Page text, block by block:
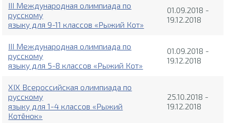
III Международная олимпиада по
русскому
языку для 9-11 классов «Рыжий Кот»
01.09.2018 -
19.12.2018
III Международная олимпиада по
русскому
языку для 5-8 классов «Рыжий Кот»
01.09.2018 -
19.12.2018
XIX Всероссийская олимпиада по
русскому
языку для 1-4 классов «Рыжий
Котёнок»
25.10.2018 -
19.12.2018